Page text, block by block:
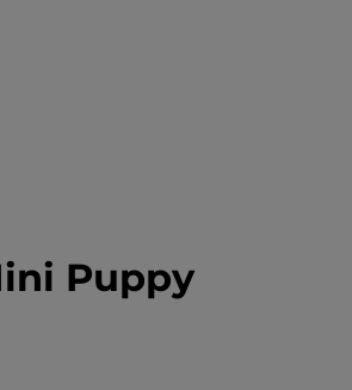
Puppy